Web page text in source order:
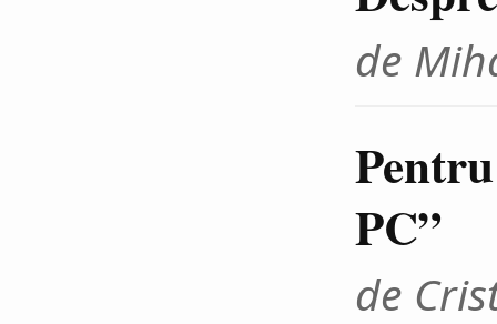
de
PC”
de